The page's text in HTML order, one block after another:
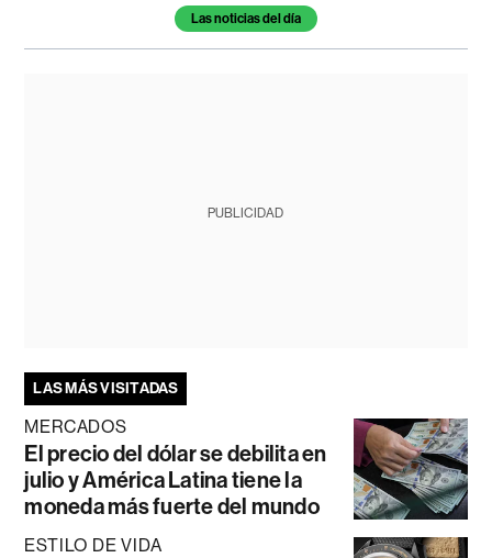
Las noticias del día
PUBLICIDAD
LAS MÁS VISITADAS
MERCADOS
El precio del dólar se debilita en
julio y América Latina tiene la
moneda más fuerte del mundo
ESTILO DE VIDA